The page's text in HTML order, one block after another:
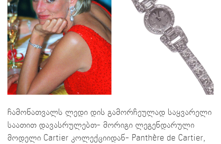
ჩამონათვალს ლედი დის გამორჩეულად საყვარელი
საათით დავასრულებთ- მორიგი ლეგენდარული
მოდელი Cartier კოლექციიდან- Panthère de Cartier,